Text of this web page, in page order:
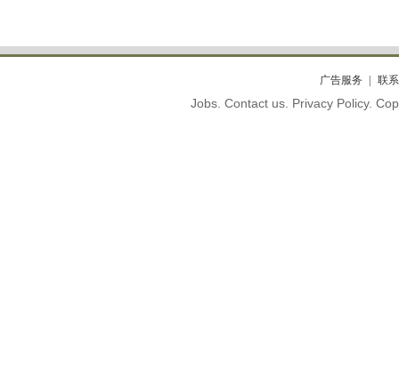
广告服务 联
Jobs. Contact us. Privacy Policy.